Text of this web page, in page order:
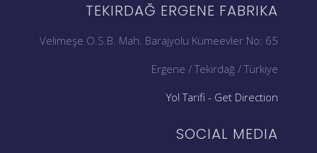
TEKIRDAĞ ERGENE FABRIKA
Velimeşe O.S.B. Mah. Barajyolu Kümeevler No: 65
Ergene / Tekirdağ / Türkiye
Yol Tarifi - Get Direction
SOCIAL MEDIA